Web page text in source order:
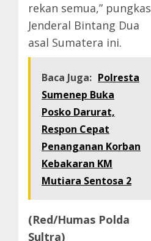
rekan semua,” pungkas
Jenderal Bintang Dua
asal Sumatera ini.
Baca Juga: Polresta
Sumenep Buka
Posko Darurat,
Respon Cepat
Penanganan Korban
Kebakaran KM
Mutiara Sentosa 2
(Red/Humas Polda
Sultra)